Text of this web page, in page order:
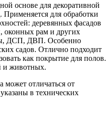
основе для декоративной
Применяется для обработки
деревянных фасадов
оконных рам и других
ДСП, ДВП. Особенно
садов. Отлично подходит
как покрытие для полов.
и животных.
может отличаться от
в технических